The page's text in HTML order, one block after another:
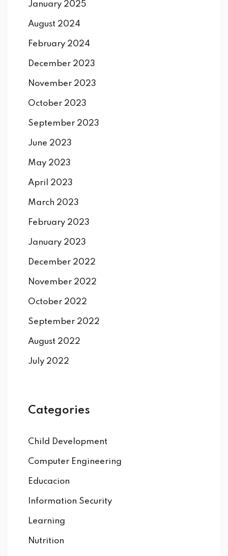
January 2025
August 2024
February 2024
December 2023
November 2023
October 2023
September 2023
June 2023
May 2023
April 2023
March 2023
February 2023
January 2023
December 2022
November 2022
October 2022
September 2022
August 2022
July 2022
Categories
Child Development
Computer Engineering
Educacion
Information Security
Learning
Nutrition